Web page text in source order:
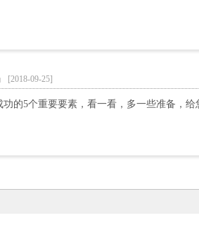
[2018-09-25]
的5个重要要素，看一看，多一些准备，